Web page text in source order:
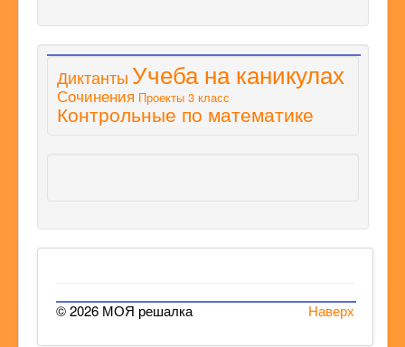
Диктанты Учеба на каникулах
Сочинения Проекты 3 класс
Контрольные по математике
Наверх
© 2026 МОЯ решалка